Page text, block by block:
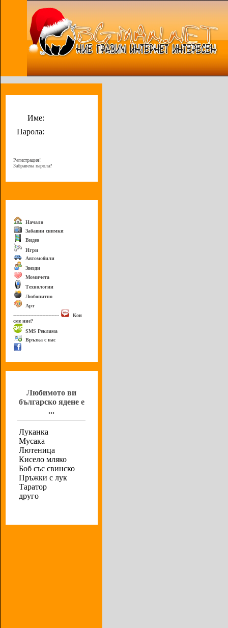
Име:
Парола:
Регистрация!
Забравена парола?
Начало
Забавни снимки
Видео
Игри
Автомобили
Звезди
Момичета
Технологии
Любопитно
Арт
------------------------------
Кои
сме ние?
SMS Реклама
Връзка с нас
Любимото ви
българско ядене е
...
Луканка
Мусака
Лютеница
Кисело мляко
Боб със свинско
Пръжки с лук
Таратор
друго